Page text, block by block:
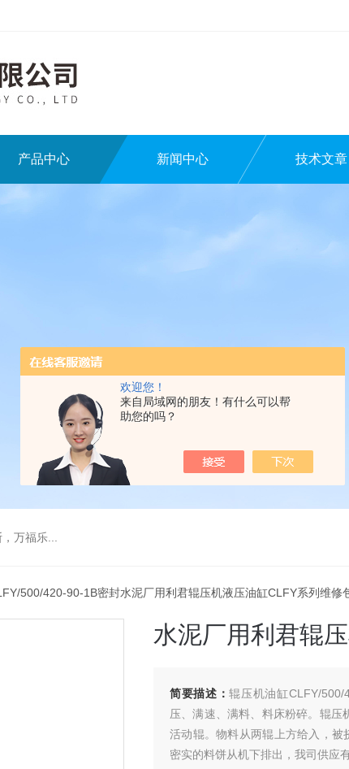
欢迎您！
来自局域网的朋友！有什么可以帮
助您的吗？
产品中心 新闻中心 技术文章
万福乐...
500/420-90-1B密封水泥厂用利君辊压机液压油缸CLFY系列维修
水泥厂用利君辊
简要描述：辊压机油缸CLFY/
压、满速、满料、料床粉碎。辊压
活动辊。物料从两辊上方给入，
密实的料饼从机下排出，我司供应